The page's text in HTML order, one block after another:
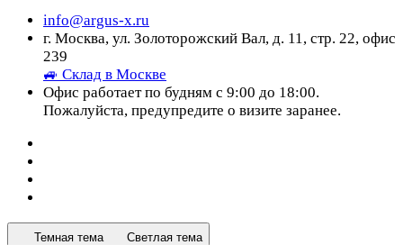
info@argus-x.ru
г. Москва, ул. Золоторожский Вал, д. 11, стр. 22, офис
239
🚙 Склад в Москве
Офис работает по будням с 9:00 до 18:00.
Пожалуйста, предупредите о визите заранее.
Темная тема Светлая тема